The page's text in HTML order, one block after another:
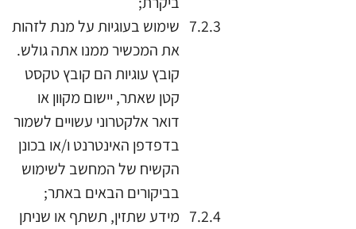
שימוש בעוגיות על מנת לזהות
את המכשיר ממנו אתה גולש.
קובץ עוגיות הם קובץ טקסט
קטן שאתר, יישום מקוון או
דואר אלקטרוני עשויים לשמור
בדפדפן האינטרנט ו/או בכונן
הקשיח של המחשב לשימוש
בביקורים הבאים באתר;
מידע שתזין, תשתף או שניתן